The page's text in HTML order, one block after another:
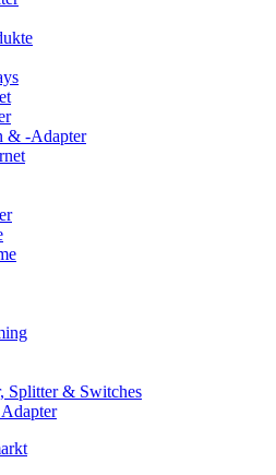
& -Adapter
Splitter & Switches